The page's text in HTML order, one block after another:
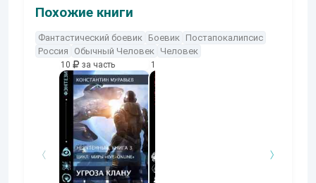
Похожие книги
Фантастический боевик Боевик Постапокалипсис
Россия
Обычный Человек Человек
10 за часть 10